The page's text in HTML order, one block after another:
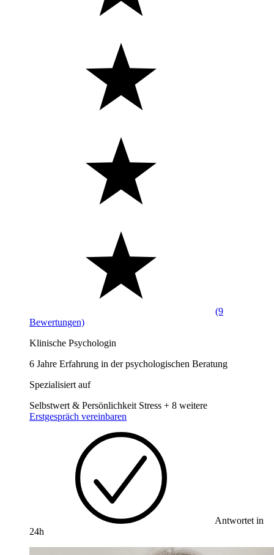
(9
Bewertungen)
Klinische Psychologin
6 Jahre Erfahrung in der psychologischen Beratung
Spezialisiert auf
Selbstwert & Persönlichkeit Stress + 8 weitere
Erstgespräch vereinbaren
Antwortet in
24h